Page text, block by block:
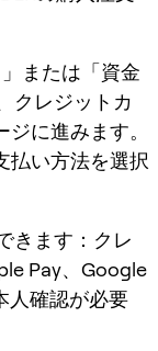
または「資金
クレジットカ
に進みます。
払い方法を選択
きます：クレ
Pay、Google
人確認が必要